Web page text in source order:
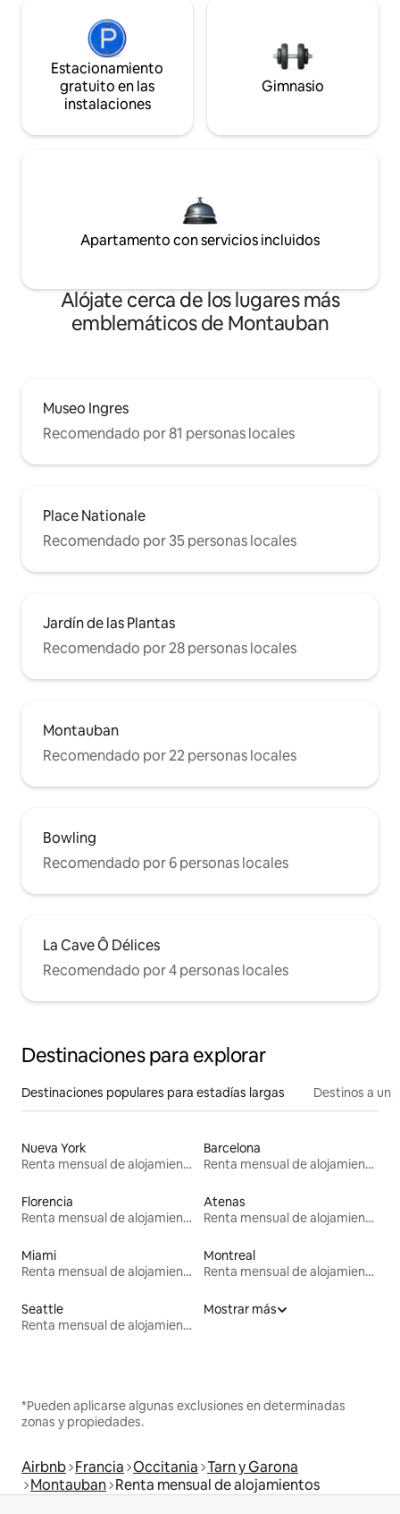
Estacionamiento
gratuito en las
instalaciones
Gimnasio
Apartamento con servicios incluidos
Alójate cerca de los lugares más
emblemáticos de Montauban
Museo Ingres
Recomendado por 81 personas locales
Place Nationale
Recomendado por 35 personas locales
Jardín de las Plantas
Recomendado por 28 personas locales
Montauban
Recomendado por 22 personas locales
Bowling
Recomendado por 6 personas locales
La Cave Ô Délices
Recomendado por 4 personas locales
Destinaciones para explorar
Destinaciones populares para estadías largas Destinos a un
Nueva York
Renta mensual de alojamientos
Barcelona
Renta mensual de alojamientos
Florencia
Renta mensual de alojamientos
Atenas
Renta mensual de alojamientos
Miami
Renta mensual de alojamientos
Montreal
Renta mensual de alojamientos
Seattle
Renta mensual de alojamientos
Mostrar más
*Pueden aplicarse algunas exclusiones en determinadas
zonas y propiedades.
Airbnb Francia Occitania Tarn y Garona
Montauban Renta mensual de alojamientos